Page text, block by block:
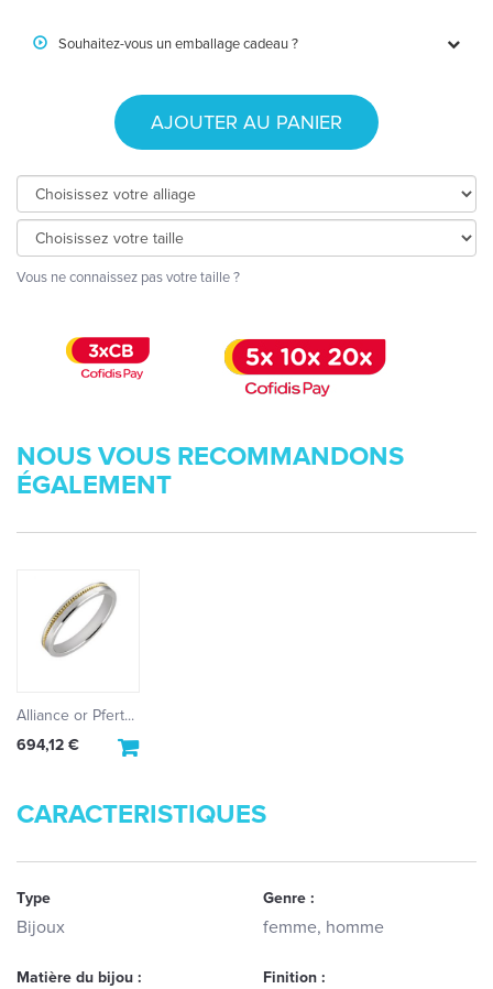
Souhaitez-vous un emballage cadeau ?
AJOUTER AU PANIER
Vous ne connaissez pas votre taille ?
NOUS VOUS RECOMMANDONS
ÉGALEMENT
Alliance or Pfert...
694,12 €
CARACTERISTIQUES
Type
Bijoux
Genre :
femme, homme
Matière du bijou : Finition :